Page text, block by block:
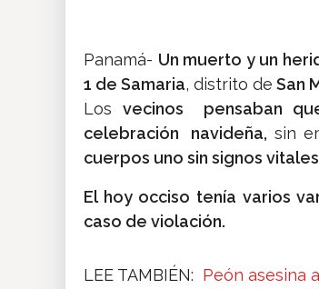
Panamá- Un muerto y un
1 de Samaria, distrito de San
Los vecinos pensaban
celebración navideña, sin
cuerpos uno sin signos
El hoy occiso tenía varios
caso de violación.
LEE TAMBIÉN: Peón asesina